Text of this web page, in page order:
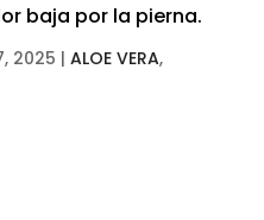
baja por la pierna.
2025 | ALOE VERA,